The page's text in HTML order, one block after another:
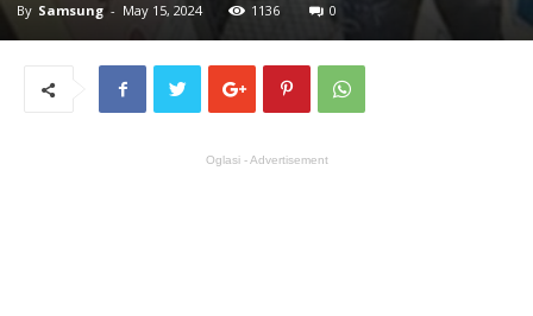
By Samsung - May 15, 2024 1136 0
Oglasi - Advertisement